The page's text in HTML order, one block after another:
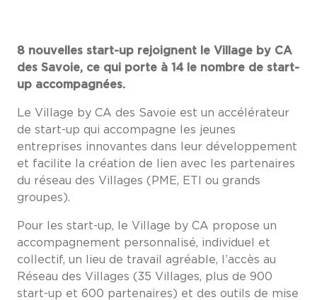
8 nouvelles start-up rejoignent le Village by CA
des Savoie, ce qui porte à 14 le nombre de start-
up accompagnées.
Le Village by CA des Savoie est un accélérateur
de start-up qui accompagne les jeunes
entreprises innovantes dans leur développement
et facilite la création de lien avec les partenaires
du réseau des Villages (PME, ETI ou grands
groupes).
Pour les start-up, le Village by CA propose un
accompagnement personnalisé, individuel et
collectif, un lieu de travail agréable, l’accès au
Réseau des Villages (35 Villages, plus de 900
start-up et 600 partenaires) et des outils de mise